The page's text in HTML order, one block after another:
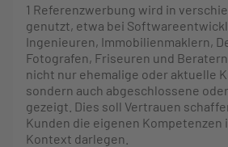
1 Referenzwerbung wird in
genutzt, etwa bei
Ingenieuren, Immobilienmaklern,
Fotografen, Friseuren und
nicht nur ehemalige oder aktuelle
sondern auch abgeschlossene
gezeigt. Dies soll Vertrauen
Kunden die eigenen Kompetenzen
Kontext darlegen.